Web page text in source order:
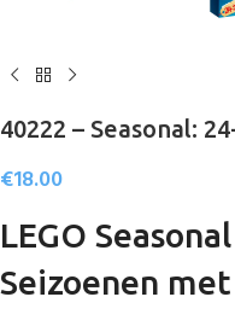
40222 – Seasonal:
€18.00
LEGO
Seizoenen